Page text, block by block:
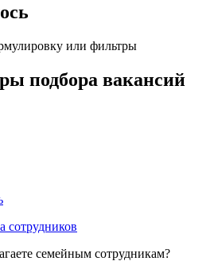
или фильтры
подбора вакансий
сотрудников
семейным сотрудникам?